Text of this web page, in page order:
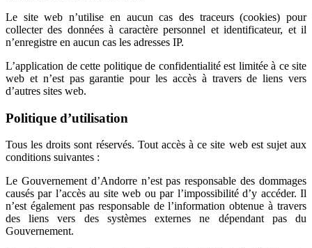
Le site web n’utilise en aucun cas des traceurs (cookies) pour
collecter des données à caractère personnel et identificateur, et il
n’enregistre en aucun cas les adresses IP.
L’application de cette politique de confidentialité est limitée à ce site
web et n’est pas garantie pour les accès à travers de liens vers
d’autres sites web.
Politique d’utilisation
Tous les droits sont réservés. Tout accès à ce site web est sujet aux
conditions suivantes :
Le Gouvernement d’Andorre n’est pas responsable des dommages
causés par l’accès au site web ou par l’impossibilité d’y accéder. Il
n’est également pas responsable de l’information obtenue à travers
des liens vers des systèmes externes ne dépendant pas du
Gouvernement.